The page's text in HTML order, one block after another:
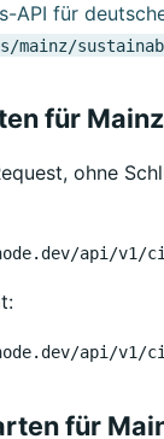
API für
mainz/
für
ohne
api/v1/
api/v1/
für